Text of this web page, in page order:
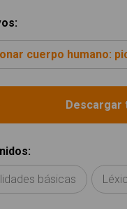
:
cuerpo humano:
:
básicas